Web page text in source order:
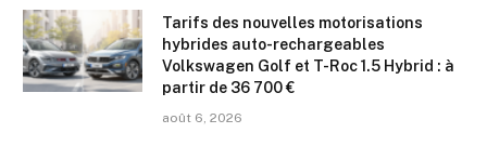
Tarifs des nouvelles motorisations
hybrides auto-rechargeables
Volkswagen Golf et T-Roc 1.5 Hybrid : à
partir de 36 700 €
août 6, 2026